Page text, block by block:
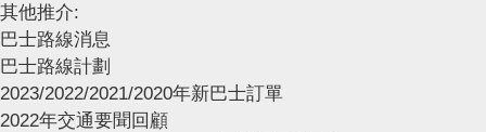
其他推介:
巴士路線消息
巴士路線計劃
2023/2022/2021/2020年新巴士訂單
2022年交通要聞回顧